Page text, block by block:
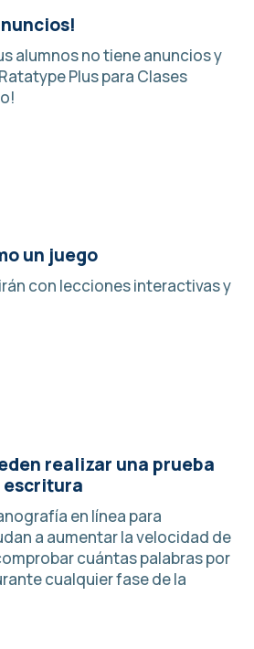
alumnos no tiene anuncios y
Plus para Clases
un juego
con lecciones interactivas y
realizar una prueba
escritura
en línea para
a aumentar la velocidad de
cuántas palabras por
cualquier fase de la